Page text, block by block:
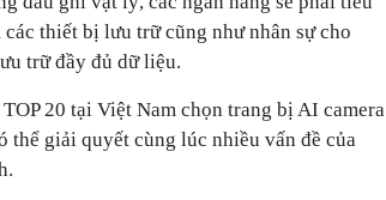
thiết bị lưu trữ cũng như nhân sự cho
trữ đầy đủ dữ liệu.
20 tại Việt Nam chọn trang bị AI camera
thể giải quyết cùng lúc nhiều vấn đề của